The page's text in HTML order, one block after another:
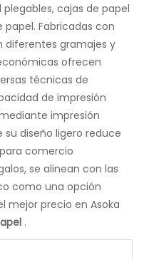
cajas de papel
Fabricadas con
diferentes gramajes y
ofrecen
técnicas de
de impresión
impresión
diseño ligero reduce
comercio
se alinean con las
como una opción
mejor precio en Asoka
.